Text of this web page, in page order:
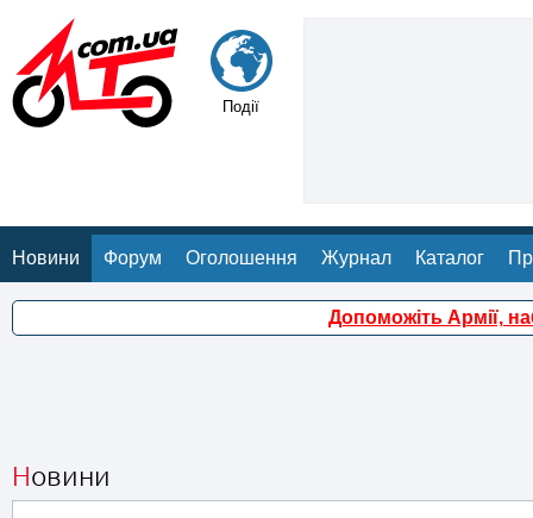
Події
Новини Форум Оголошення Журнал Каталог
Допоможіть Армії,
Новини